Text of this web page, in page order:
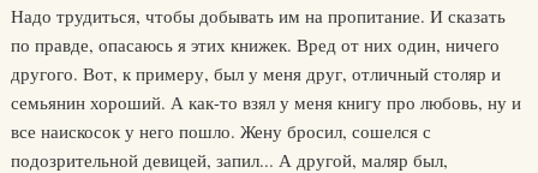
Надо трудиться, чтобы добывать им на пропитание. И сказать
по правде, опасаюсь я этих книжек. Вред от них один, ничего
другого. Вот, к примеру, был у меня друг, отличный столяр и
семьянин хороший. А как-то взял у меня книгу про любовь, ну и
все наискосок у него пошло. Жену бросил, сошелся с
подозрительной девицей, запил... А другой, маляр был,